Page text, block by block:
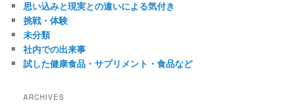
思い込みと現実との違いによる気付き
挑戦・体験
未分類
社内での出来事
試した健康食品・サプリメント・食品など
ARCHIVES